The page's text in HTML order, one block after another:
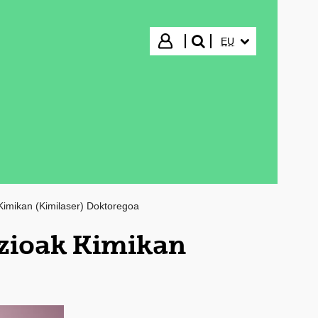
Hasi saioa
bilatu"
EU
(Kimilaser) Doktoregoa
Kimikan